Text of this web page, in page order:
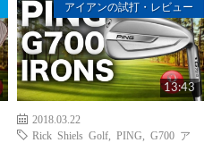
アイアンの試打・レビュー
13:43
2018.03.22
Rick Shiels Golf
PING
G700 ア